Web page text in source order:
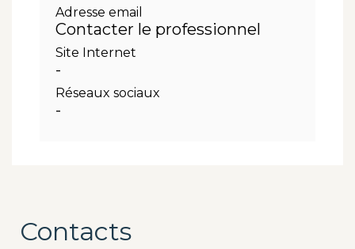
Adresse email
Contacter le professionnel
Site Internet
-
Réseaux sociaux
-
Contacts